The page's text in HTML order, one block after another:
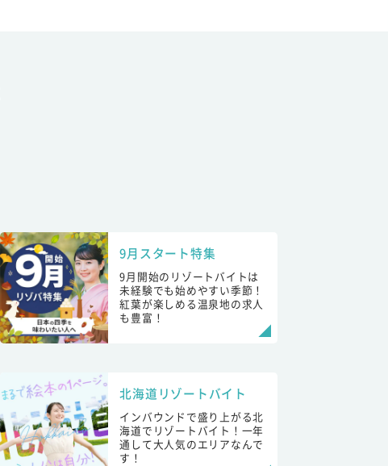
9月スタート特集
9月開始のリゾートバイトは
未経験でも始めやすい季節！
紅葉が楽しめる温泉地の求人
も豊富！
北海道リゾートバイト
インバウンドで盛り上がる北
海道でリゾートバイト！一年
通して大人気のエリアなんで
す！